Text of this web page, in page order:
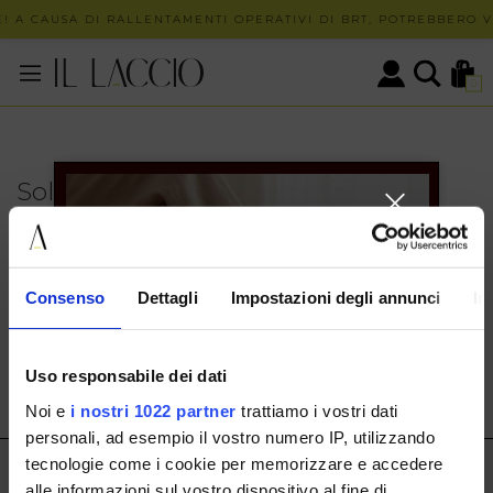
Consenso Dettagli Impostazioni degli annunci
Uso responsabile dei dati
Noi e i nostri 1022 partner trattiamo i vostri dati
personali, ad esempio il vostro numero IP, utilizzando
tecnologie come i cookie per memorizzare e accedere
A CAUSA DI RALLENTAMENTI OPERATIVI DI BRT, POTREBBERO
0
Solo in negozio
PUOI TROVARE QUESTO ARTICOLO SOLO PRESSO I
NOSTRI PUNTI VENDITA:
customerservice@illaccio.it
IL LACCIO